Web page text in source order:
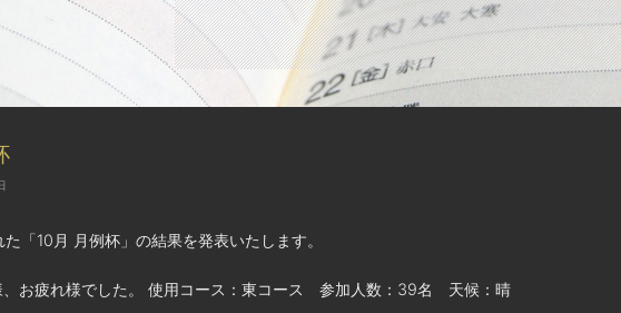
「10月 月例杯」の結果を発表いたします。
、お疲れ様でした。 使用コース：東コース 参加人数：39名 天候：晴